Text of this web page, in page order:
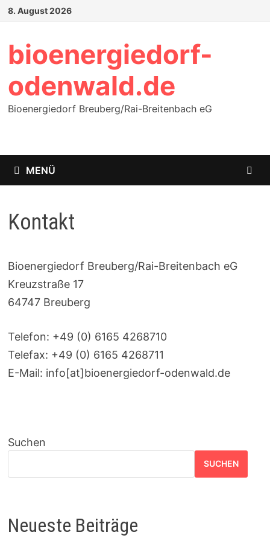
Zum
8. August 2026
bioenergiedorf-
odenwald.de
Bioenergiedorf Breuberg/Rai-Breitenbach eG
MENÜ
Kontakt
Bioenergiedorf Breuberg/Rai-Breitenbach eG
Kreuzstraße 17
64747 Breuberg
Telefon: +49 (0) 6165 4268710
Telefax: +49 (0) 6165 4268711
E-Mail: info[at]bioenergiedorf-odenwald.de
Suchen
SUCHEN
Neueste Beiträge